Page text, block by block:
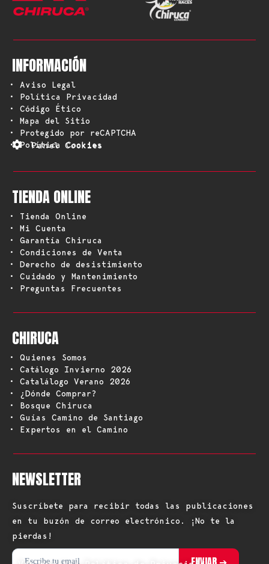
INFORMACIÓN
• Aviso Legal
• Política Privacidad
• Código Ético
• Mapa del Sitio
• Protegido por reCAPTCHA
• Política Cookies
Panel Cookies
TIENDA ONLINE
• Tienda Online
• Mi Cuenta
• Garantía Chiruca
• Condiciones de Venta
• Derecho de desistimiento
• Cuidado y Mantenimiento
• Preguntas Frecuentes
CHIRUCA
• Quienes Somos
• Catálogo Invierno 2026
• Catalálogo Verano 2026
• ¿Dónde Comprar?
• Bosque Chiruca
• Guías Camino de Santiago
• Expertos en el Camino
NEWSLETTER
Suscríbete para recibir todas las publicaciones
en tu buzón de correo electrónico. ¡No te la
pierdas!